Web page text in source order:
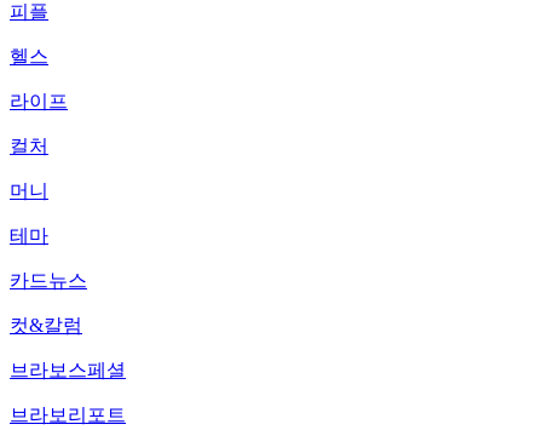
피플
헬스
라이프
컬처
머니
테마
카드뉴스
컷&칼럼
브라보스페셜
브라보리포트